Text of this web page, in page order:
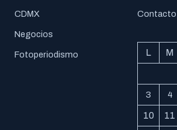
CDMX
Negocios
Fotoperiodismo
Contacto
L
M
3 4
10 11